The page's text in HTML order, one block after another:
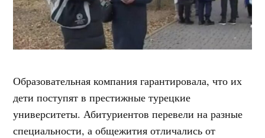
Образовательная компания гарантировала, что их
дети поступят в престижные турецкие
университеты. Абитуриентов перевели на разные
специальности, а общежития отличались от